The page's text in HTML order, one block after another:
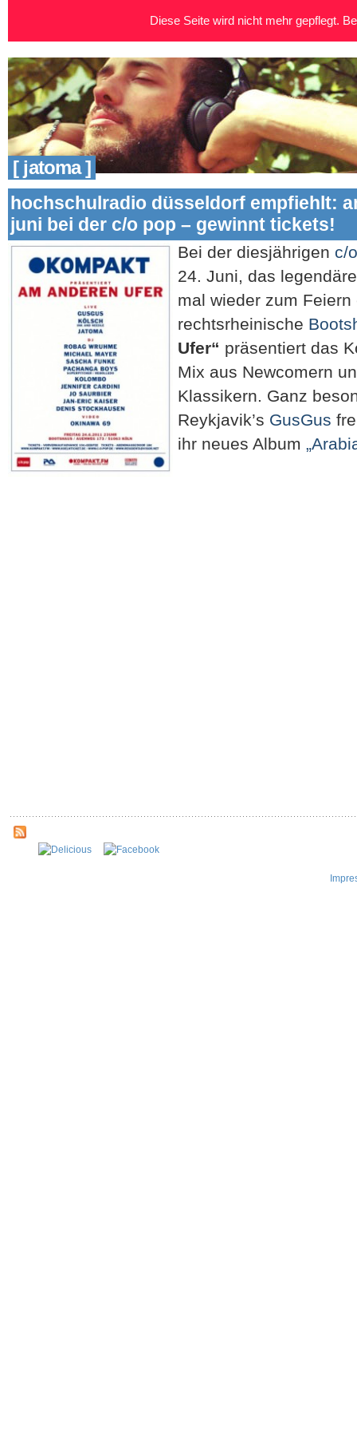
[ jatoma ]
hochschulradio düsseldorf empfiehlt:
juni bei der c/o pop – gewinnt tickets!
Bei der diesjährigen c/
24. Juni, das
mal wieder zum
rechtsrheinische
Ufer“ präsentiert das
Mix aus Newcomern
Klassikern. Ganz
Reykjavik’s GusGus
ihr neues Album
Diese Seite wird nicht mehr gepflegt.